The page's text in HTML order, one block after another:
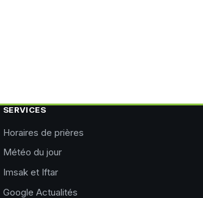
SERVICES
Horaires de prières
Météo du jour
Imsak et Iftar
Google Actualités